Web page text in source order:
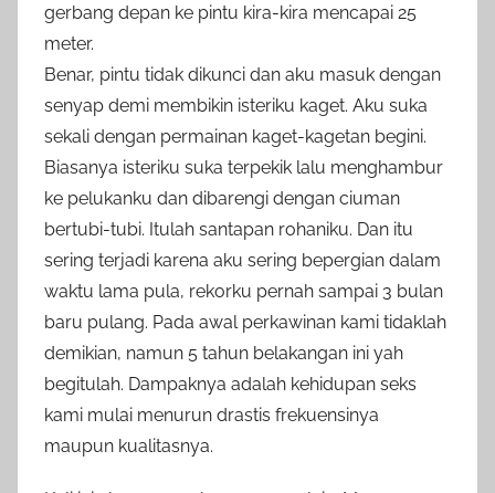
gerbang depan ke pintu kira-kira mencapai 25
meter.
Benar, pintu tidak dikunci dan aku masuk dengan
senyap demi membikin isteriku kaget. Aku suka
sekali dengan permainan kaget-kagetan begini.
Biasanya isteriku suka terpekik lalu menghambur
ke pelukanku dan dibarengi dengan ciuman
bertubi-tubi. Itulah santapan rohaniku. Dan itu
sering terjadi karena aku sering bepergian dalam
waktu lama pula, rekorku pernah sampai 3 bulan
baru pulang. Pada awal perkawinan kami tidaklah
demikian, namun 5 tahun belakangan ini yah
begitulah. Dampaknya adalah kehidupan seks
kami mulai menurun drastis frekuensinya
maupun kualitasnya.